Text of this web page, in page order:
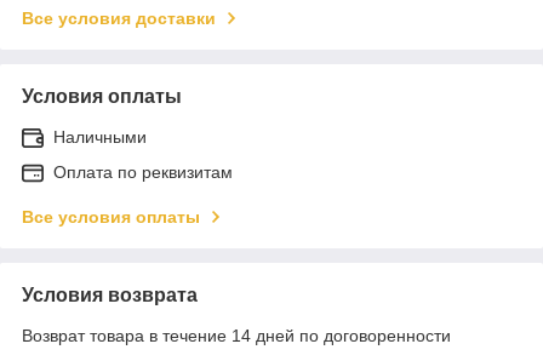
Все условия доставки
Условия оплаты
Наличными
Оплата по реквизитам
Все условия оплаты
Условия возврата
Возврат товара в течение 14 дней по договоренности